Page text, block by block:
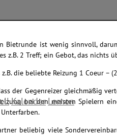
Kalender Lernen
die eine gewisse Anzahl
Dies sind in der Regel
Bietrunde ist wenig sinnvoll,
z.B. 2 Treff; ein Gebot, das nichts
die beliebte Reizung 1 Coeur –
der Gegenreizer gleichmäßig
bei den meisten Spielern
beliebig viele